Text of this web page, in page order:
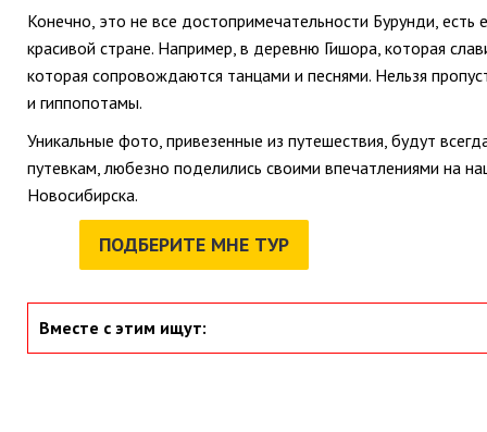
Конечно, это не все достопримечательности Бурунди,
красивой стране. Например, в деревню Гишора, которая
которая сопровождаются танцами и песнями. Нельзя
и гиппопотамы.
Уникальные фото, привезенные из путешествия, будут
путевкам, любезно поделились своими впечатлениями на
Новосибирска.
ПОДБЕРИТЕ МНЕ ТУР
Вместе с этим ищут: